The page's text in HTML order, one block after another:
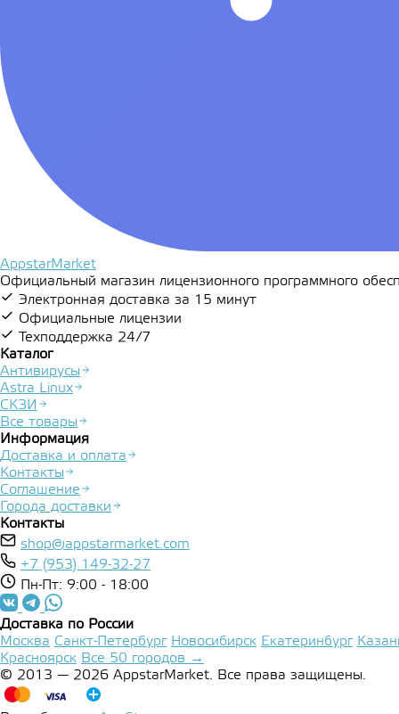
AppstarMarket
Официальный магазин лицензионного программного
Электронная доставка за 15 минут
Официальные лицензии
Техподдержка 24/7
Каталог
Антивирусы
Astra Linux
СКЗИ
Все товары
Информация
Доставка и оплата
Контакты
Соглашение
Города доставки
Контакты
shop@appstarmarket.com
+7 (953) 149-32-27
Пн-Пт: 9:00 - 18:00
Доставка по России
Москва Санкт-Петербург Новосибирск Екатеринбург
Красноярск Все 50 городов →
© 2013 — 2026 AppstarMarket. Все права защищены.